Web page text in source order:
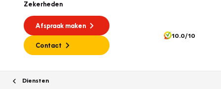
Zekerheden
Afspraak maken
Contact
10.0/10
Diensten